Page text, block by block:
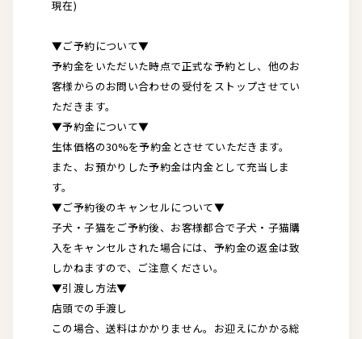
現在)
▼ご予約について▼
予約金をいただいた時点で正式な予約とし、他のお
客様からのお問い合わせの受付をストップさせてい
ただきます。
▼予約金について▼
生体価格の30%を予約金とさせていただきます。
また、お預かりした予約金は内金として充当しま
す。
▼ご予約後のキャンセルについて▼
子犬・子猫をご予約後、お客様都合で子犬・子猫購
入をキャンセルされた場合には、予約金の返金は致
しかねますので、ご注意ください。
▼引渡し方法▼
店頭での手渡し
この場合、送料はかかりません。お迎えにかかる総